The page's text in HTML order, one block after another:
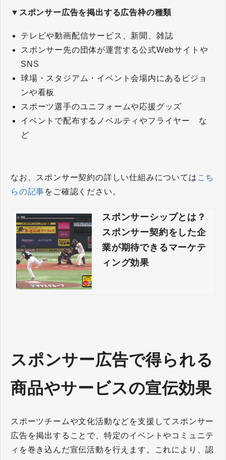
▼スポンサー広告を掲出する広告枠の種類
テレビや動画配信サービス、新聞、雑誌
スポンサー先の団体が運営する公式Webサイトや
SNS
球場・スタジアム・イベント会場内にあるビジョ
ンや看板
スポーツ選手のユニフォームや応援グッズ
イベントで配布するノベルティやフライヤー な
ど
なお、スポンサー契約の詳しい仕組みについては こち
らの記事をご確認ください。
スポンサーシップとは？
スポンサー契約をした企
業が期待できるマーケテ
ィング効果
スポンサー広告で得られる
商品やサービスの宣伝効果
スポーツチームや文化活動などを支援してスポンサー
広告を掲出することで、特定のイベントやコミュニテ
ィを巻き込んだ宣伝活動を行えます。これにより、認